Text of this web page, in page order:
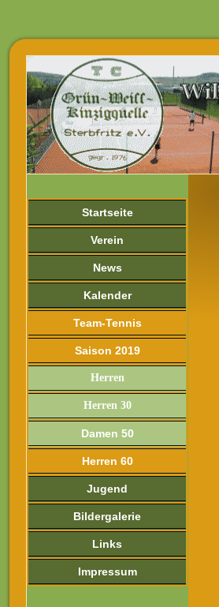
Startseite
Verein
News
Kalender
Team-Tennis
Saison 2019
Herren
Herren 30
Damen 50
Herren 60
Jugend
Bildergalerie
Links
Impressum